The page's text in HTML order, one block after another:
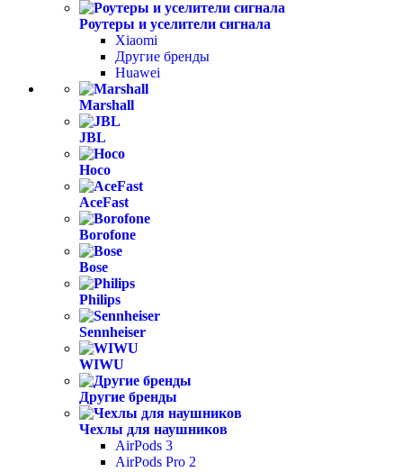
Роутеры и уселители сигнала
Xiaomi
Другие бренды
Huawei
Marshall
JBL
Hoco
AceFast
Borofone
Bose
Philips
Sennheiser
WIWU
Другие бренды
Чехлы для наушников
AirPods 3
AirPods Pro 2